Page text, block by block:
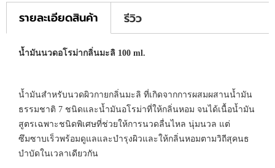
รายละเอียดสินค้า รีวิว
น้ำมันนวดอโรม่ากลิ่นมะลิ 100 ml.
น้ำมันสำหรับนวดผิวกายกลิ่นมะลิ ที่เกิดจากการผสมผสานน้ำมัน
ธรรมชาติ 7 ชนิดและน้ำมันอโรม่าที่ให้กลิ่นหอม จนได้เนื้อน้ำมัน
สูตรเฉพาะชนิดพิเศษที่ช่วยให้การนวดลื่นไหล นุ่มนวล แต่
ซึมซาบเร็วพร้อมดูแลและบำรุงผิวและให้กลิ่นหอมตามวิถีสุคนธ
บำบัดในเวลาเดียวกัน